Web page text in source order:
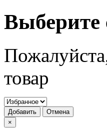
Выберите
товар
Добавить
Отмена
×